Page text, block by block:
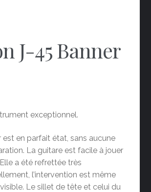
J-45 Banner
exceptionnel.
est en parfait état, sans aucune
La guitare est facile à jouer
a été refrettée très
l’intervention est même
Le sillet de tête et celui du